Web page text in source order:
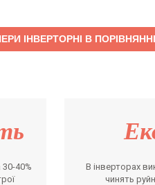
ІНВЕРТОРНІ В
40%
В інверторах
чинять